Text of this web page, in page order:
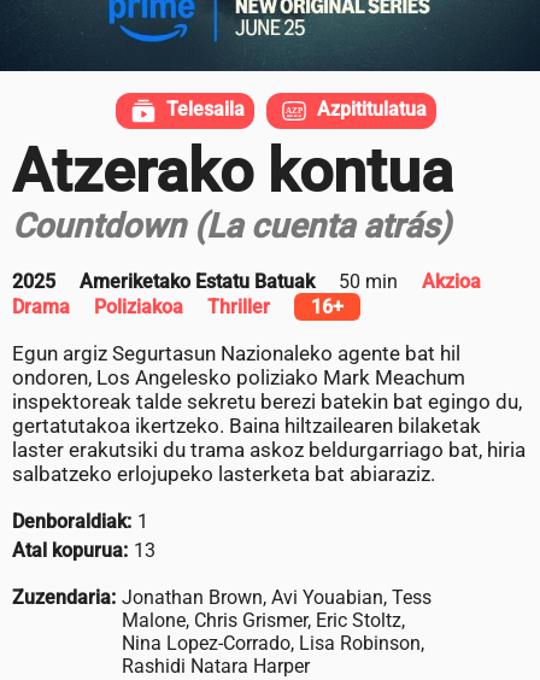
Atzerako kontua
Countdown (La cuenta atrás)
2025 Ameriketako Estatu Batuak 50 min
Akzioa
Drama
Poliziakoa Thriller 16+
Egun argiz Segurtasun Nazionaleko agente bat hil
ondoren, Los Angelesko poliziako Mark Meachum
inspektoreak talde sekretu berezi batekin bat egingo du,
gertatutakoa ikertzeko. Baina hiltzailearen bilaketak
laster erakutsiki du trama askoz beldurgarriago bat, hiria
salbatzeko erlojupeko lasterketa bat abiaraziz.
Denboraldiak: 1
Atal kopurua: 13
Zuzendaria: Jonathan Brown, Avi Youabian, Tess
Malone, Chris Grismer, Eric Stoltz,
Nina Lopez-Corrado, Lisa Robinson,
Rashidi Natara Harper
Telesaila Azpititulatua